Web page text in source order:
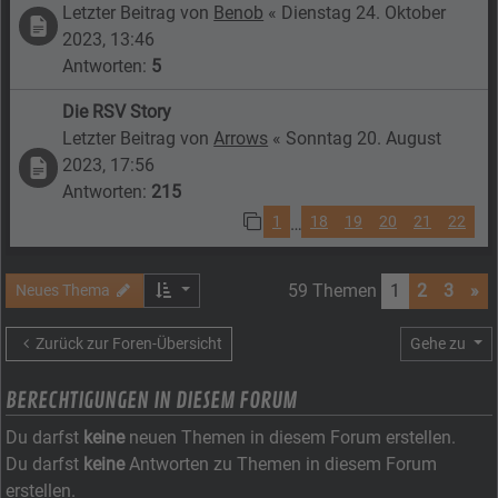
Letzter Beitrag von Benob « Dienstag 24. Oktober
2023, 13:46
Antworten: 5
Die RSV Story
Letzter Beitrag von Arrows « Sonntag 20. August
2023, 17:56
Antworten: 215
1 … 18 19 20 21 22
Neues Thema 59 Themen 1 2 3 »
Zurück zur Foren-Übersicht Gehe zu
BERECHTIGUNGEN IN DIESEM FORUM
Du darfst keineneuen Themen in diesem Forum erstellen.
Du darfst keineAntworten zu Themen in diesem Forum
erstellen.